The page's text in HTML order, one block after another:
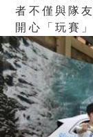
者不僅與隊
開心「玩賽」